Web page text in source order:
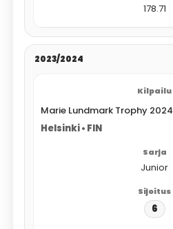
178.71
2023/2024
Marie Lundmark Trophy 2024
Helsinki • FIN
Junior
6